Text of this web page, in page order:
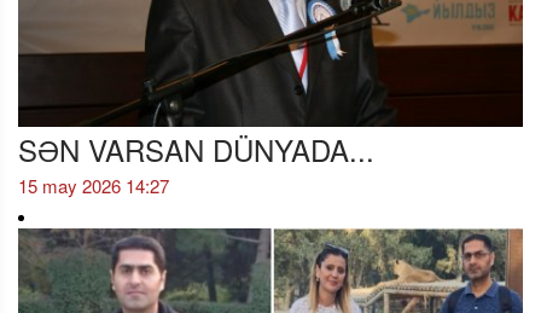
SƏN VARSAN DÜNYADA...
15 may 2026 14:27